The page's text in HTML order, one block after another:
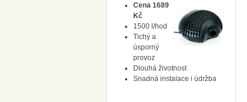
Cena 1689
Kč
1500 l/hod
Tichý a
úsporný
provoz
Dlouhá životnost
Snadná instalace i údržba